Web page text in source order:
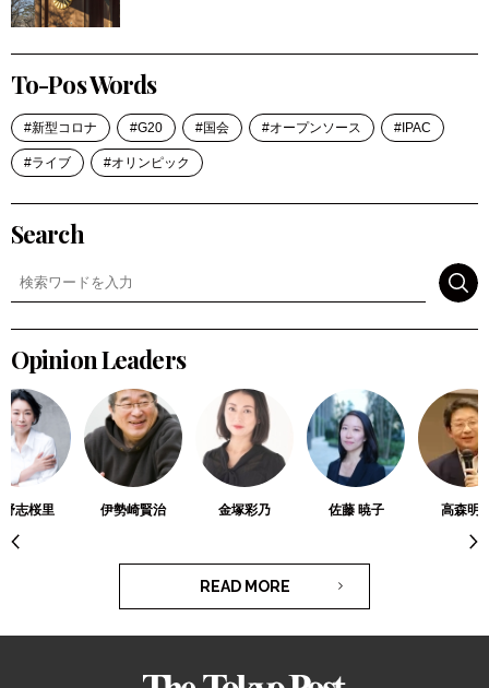
To-Pos Words
新型コロナ G20 国会 オープンソース IPAC
ライブ オリンピック
Search
Opinion Leaders
志桜里 伊勢崎賢治 金塚彩乃 佐藤 暁子 高森明
READ MORE